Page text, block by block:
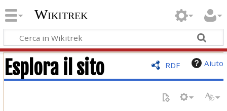
Wikitrek
RDF Aiuto
Esplora il sito